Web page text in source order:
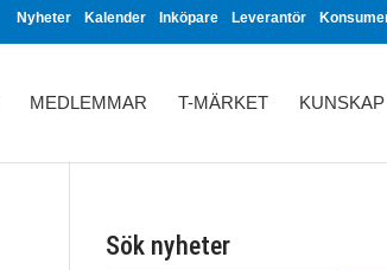
Nyheter Kalender Inköpare Leverantör
MEDLEMMAR T-MÄRKET KUNSKAP
Sök nyheter